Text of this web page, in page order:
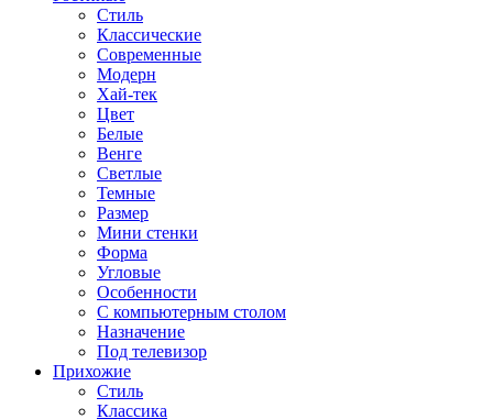
Стиль
Классические
Современные
Модерн
Хай-тек
Цвет
Белые
Венге
Светлые
Темные
Размер
Мини стенки
Форма
Угловые
Особенности
С компьютерным столом
Назначение
Под телевизор
Прихожие
Стиль
Классика